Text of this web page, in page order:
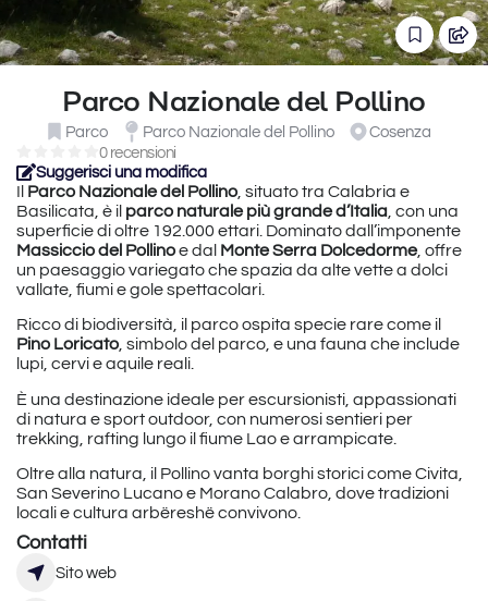
Parco Nazionale del Pollino
Parco Parco Nazionale del Pollino
Cosenza
0 recensioni
Suggerisci una modifica
Il Parco Nazionale del Pollino, situato tra Calabria e
Basilicata, è il parco naturale più grande d’Italia , con una
superficie di oltre 192.000 ettari. Dominato dall’imponente
Massiccio del Pollinoe dal Monte Serra Dolcedorme, offre
un paesaggio variegato che spazia da alte vette a dolci
vallate, fiumi e gole spettacolari.
Ricco di biodiversità, il parco ospita specie rare come il
Pino Loricato, simbolo del parco, e una fauna che include
lupi, cervi e aquile reali.
È una destinazione ideale per escursionisti, appassionati
di natura e sport outdoor, con numerosi sentieri per
trekking, rafting lungo il fiume Lao e arrampicate.
Oltre alla natura, il Pollino vanta borghi storici come Civita,
San Severino Lucano e Morano Calabro, dove tradizioni
locali e cultura arbëreshë convivono.
Contatti
Sito web